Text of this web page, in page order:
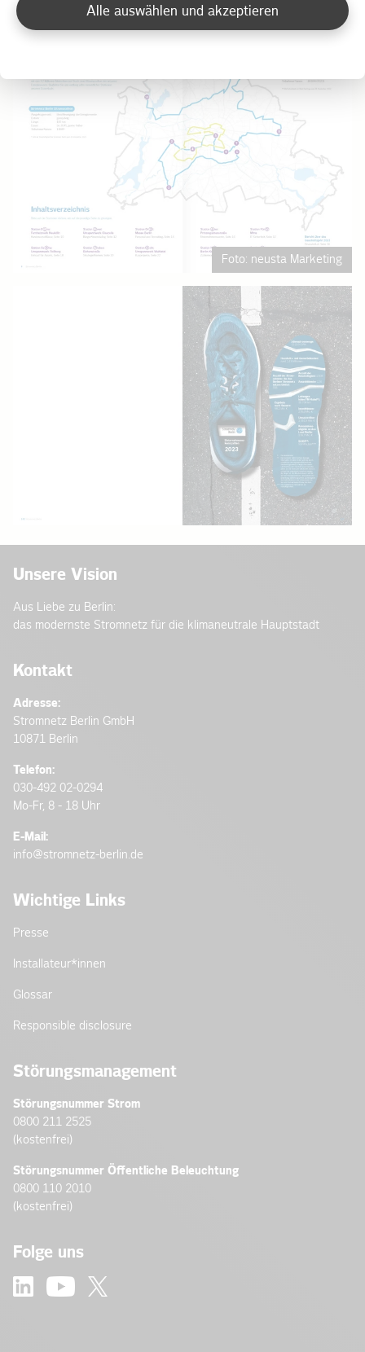
Foto: neusta Marketing
Unsere Vision
Aus Liebe zu Berlin:
das modernste Stromnetz für die klimaneutrale Hauptstadt
Kontakt
Adresse:
Stromnetz Berlin GmbH
10871 Berlin
Telefon:
030-492 02-0294
Mo-Fr, 8 - 18 Uhr
E-Mail:
info@stromnetz-berlin.de
Wichtige Links
Presse
Installateur­*innen
Glossar
Responsible disclosure
Störungsmanagement
Störungsnummer Strom
0800 211 2525
(kostenfrei)
Störungsnummer Öffentliche Beleuchtung
0800 110 2010
(kostenfrei)
Folge uns
Alle auswählen und akzeptieren